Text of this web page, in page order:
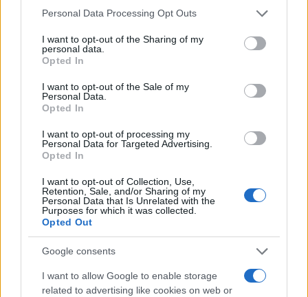
Please note that this website/app uses one or more Google
not limited to your visit or usage behaviour. You may click to
grant or deny consent to Google and its third-party tags to
use your data for below specified purposes in below Google
consent section.
Personal Data Processing Opt Outs
I want to opt-out of the Sharing of my
personal data.
Opted In
I want to opt-out of the Sale of my
Personal Data.
Opted In
I want to opt-out of processing my
Personal Data for Targeted Advertising.
Opted In
I want to opt-out of Collection, Use,
Retention, Sale, and/or Sharing of my
Personal Data that Is Unrelated with the
Purposes for which it was collected.
Opted Out
Google consents
I want to allow Google to enable storage
related to advertising like cookies on web or
Σχόλια
Σχολίασε εδώ
50 /50
2000 /2000
πραγματογνώμονας
διαφωνία με την